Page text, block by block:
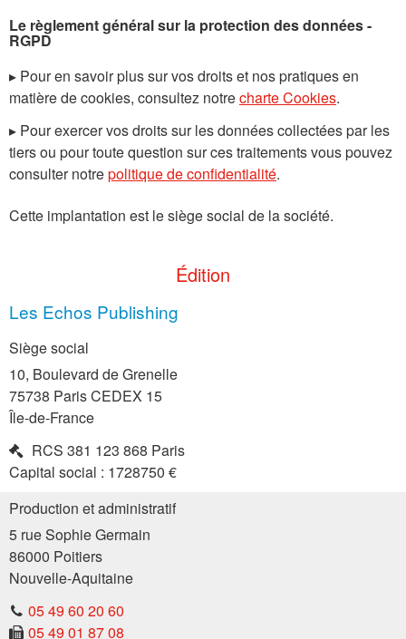
Le règlement général sur la protection des données -
RGPD
▸ Pour en savoir plus sur vos droits et nos pratiques en
matière de cookies, consultez notrecharte Cookies.
▸ Pour exercer vos droits sur les données collectées par les
tiers ou pour toute question sur ces traitements vous pouvez
consulter notrepolitique de confidentialité.
Cette implantation est le siège social de la société.
Édition
Les Echos Publishing
Siège social
10, Boulevard de Grenelle
75738 ParisCEDEX 15
Île-de-France
RCS 381 123 868 Paris
Capital social : 1728750 €
Production et administratif
5 rue Sophie Germain
86000 Poitiers
Nouvelle-Aquitaine
05 49 60 20 60
05 49 01 87 08